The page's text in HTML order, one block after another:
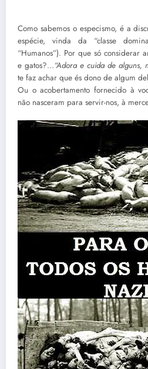
Como sabemos o especismo, é a
espécie, vinda da “classe
“Humanos”). Por que só considerar
e gatos?…“Adora e cuida de alguns,
te faz achar que és dono de algum
Ou o acobertamento fornecido à
não nasceram para servir-nos, à